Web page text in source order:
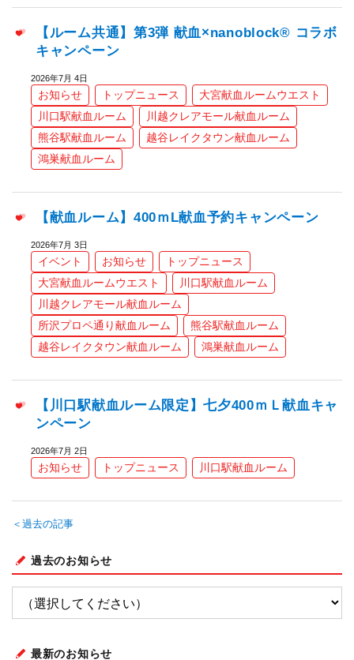
【ルーム共通】第3弾 献血×nanoblock® コラボ
キャンペーン
2026年7月 4日
お知らせ トップニュース
大宮献血ルームウエスト
川口駅献血ルーム
川越クレアモール献血ルーム
熊谷駅献血ルーム
越谷レイクタウン献血ルーム
鴻巣献血ルーム
【献血ルーム】400ｍL献血予約キャンペーン
2026年7月 3日
イベント お知らせ
トップニュース
大宮献血ルームウエスト
川口駅献血ルーム
川越クレアモール献血ルーム
所沢プロペ通り献血ルーム
熊谷駅献血ルーム
越谷レイクタウン献血ルーム
鴻巣献血ルーム
【川口駅献血ルーム限定】七夕400ｍＬ献血キャ
ンペーン
2026年7月 2日
お知らせ トップニュース 川口駅献血ルーム
＜過去の記事
過去のお知らせ
最新のお知らせ